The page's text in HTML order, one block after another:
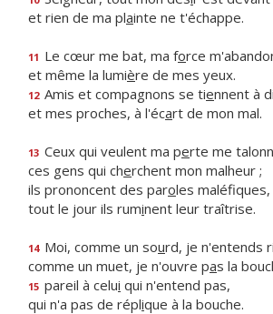
et rien de ma plainte ne t'échappe.
11 Le cœur me bat, ma force
et même la lumière de mes yeux.
12 Amis et compagnons se tiennent à
et mes proches, à l'écart de mon mal.
13 Ceux qui veulent ma perte me
ces gens qui cherchent mon malheur ;
ils prononcent des paroles maléfiques,
tout le jour ils ruminent leur traîtrise.
14 Moi, comme un sourd, je n'entends
comme un muet, je n'ouvre pas la
15 pareil à celui qui n'entend pas,
qui n'a pas de réplique à la bouche.